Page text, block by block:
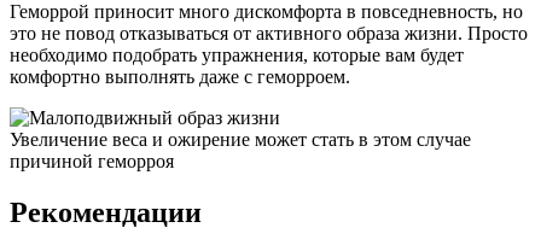
Геморрой приносит много дискомфорта в повседневность, но
это не повод отказываться от активного образа жизни. Просто
необходимо подобрать упражнения, которые вам будет
комфортно выполнять даже с геморроем.
Увеличение веса и ожирение может стать в этом случае
причиной геморроя
Рекомендации